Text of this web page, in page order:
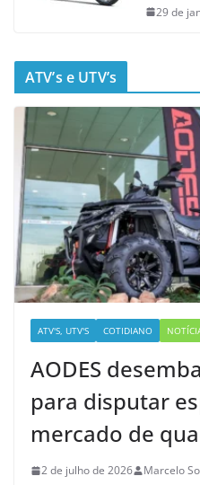
29 de
ATV’s e UTV’s
ATV'S, UTV'S COTIDIANO
AODES
para disputar
mercado de
2 de julho de 2026 Marcelo